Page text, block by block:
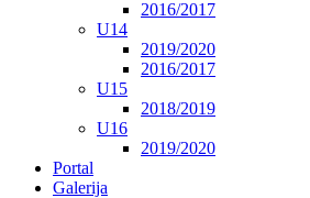
2016/2017
U14
2019/2020
2016/2017
U15
2018/2019
U16
2019/2020
Portal
Galerija